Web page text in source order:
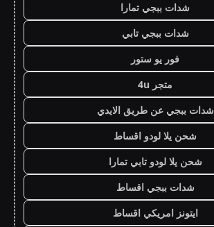
شدات ببجي تمارا
شدات ببجي تابي
فور يو ستور
متجر 4u
شدات ببجي عن طريق الايدي
شحن يلا لودو اقساط
شحن يلا لودو تابي تمارا
شدات ببجي اقساط
ايتونز امريكي اقساط